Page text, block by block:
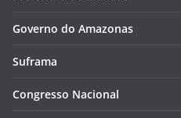
Governo do Amazonas
Suframa
Congresso Nacional